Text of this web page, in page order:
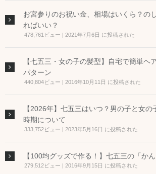
お宮参りのお祝い金、相場はいくら？の
ればいい？
478,761ビュー 2021年7月6日 に投稿された
【七五三・女の子の髪型】自宅で簡単ヘ
パターン
440,804ビュー 2016年10月11日 に投稿された
【2026年】七五三はいつ？男の子と女
時期について
333,752ビュー 2023年5月16日 に投稿された
【100均グッズで作る！】七五三の「か
279,512ビュー 2016年9月15日 に投稿された